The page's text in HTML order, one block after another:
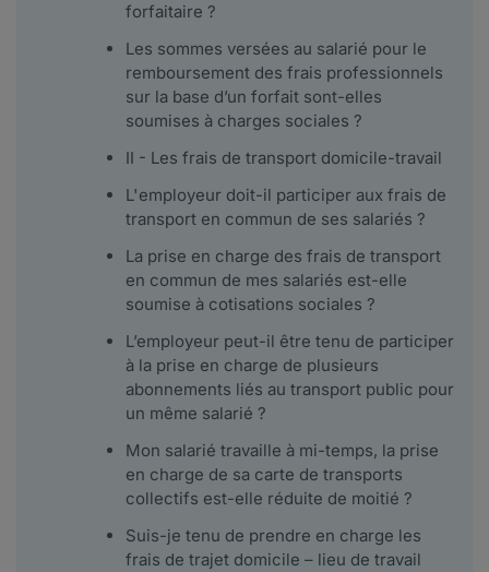
forfaitaire ?
Les sommes versées au salarié pour le
remboursement des frais professionnels
sur la base d’un forfait sont-elles
soumises à charges sociales ?
II - Les frais de transport domicile-travail
L'employeur doit-il participer aux frais de
transport en commun de ses salariés ?
La prise en charge des frais de transport
en commun de mes salariés est-elle
soumise à cotisations sociales ?
L’employeur peut-il être tenu de participer
à la prise en charge de plusieurs
abonnements liés au transport public pour
un même salarié ?
Mon salarié travaille à mi-temps, la prise
en charge de sa carte de transports
collectifs est-elle réduite de moitié ?
Suis-je tenu de prendre en charge les
frais de trajet domicile – lieu de travail